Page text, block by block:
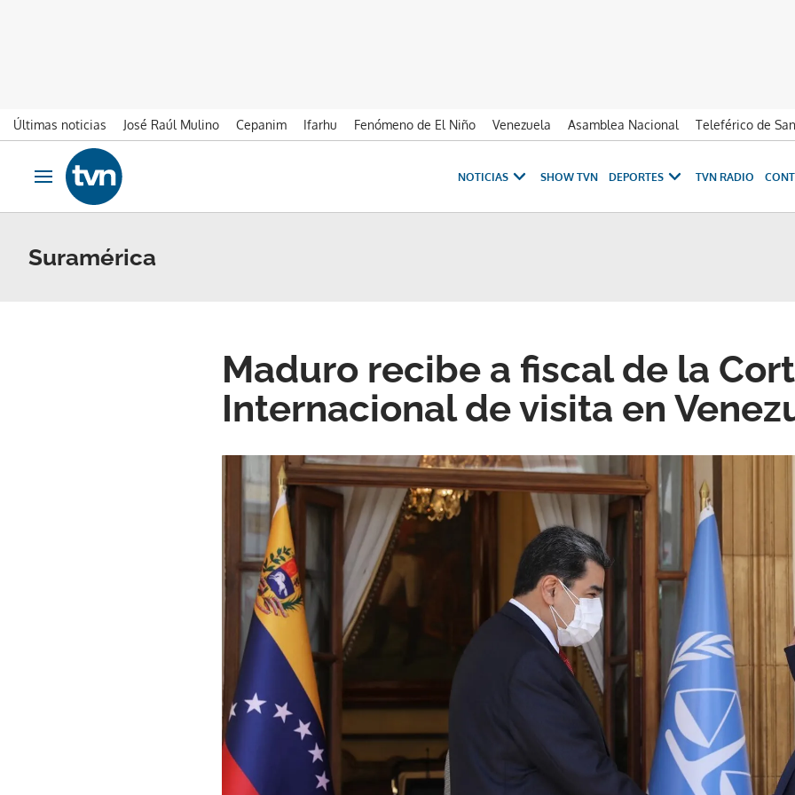
Últimas noticias José Raúl Mulino Cepanim Ifarhu Fenómeno de El Niño Venezuela Asamblea Nacional
Teleférico de
Ir al contenido
Obrir navegació
NOTICIAS SHOW TVN DEPORTES TVN RADIO
Suramérica
Maduro recibe a fiscal de la
Internacional de visita en